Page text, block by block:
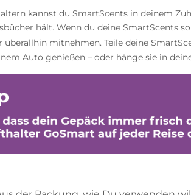
kannst du SmartScents in deinem
hält. Wenn du deine SmartScents
überallhin mitnehmen. Teile deine
Auto genießen – oder hänge sie in